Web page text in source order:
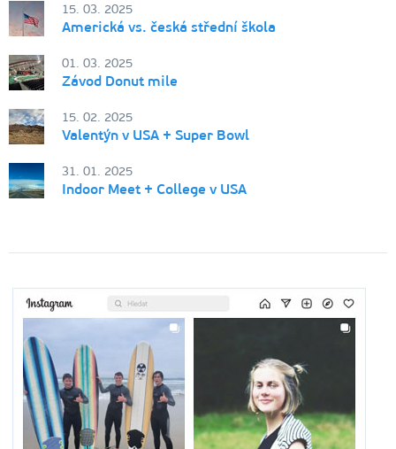
15. 03. 2025
Americká vs. česká střední škola
01. 03. 2025
Závod Donut mile
15. 02. 2025
Valentýn v USA + Super Bowl
31. 01. 2025
Indoor Meet + College v USA